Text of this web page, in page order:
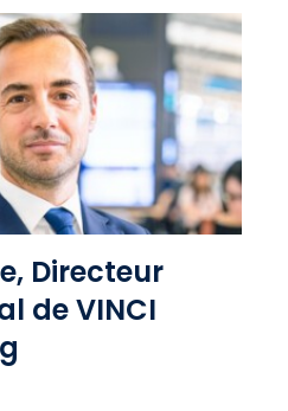
Autoroutes
le fichier
standard
Directeur
de VINCI